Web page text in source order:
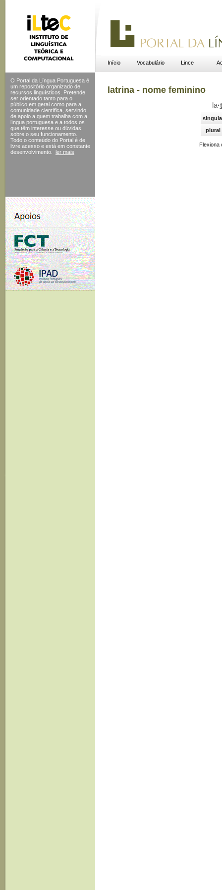
Início Vocabulário Lince
O Portal da Língua Portuguesa é
um repositório organizado de
recursos linguísticos. Pretende
ser orientado tanto para o
público em geral como para a
comunidade científica, servindo
de apoio a quem trabalha com a
língua portuguesa e a todos os
que têm interesse ou dúvidas
sobre o seu funcionamento.
Todo o conteúdo do Portal é de
livre acesso e está em constante
desenvolvimento.
ler mais
latrina - nome feminino
la·
plural
Flexiona